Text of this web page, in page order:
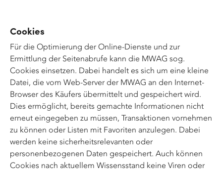
Cookies
Für die Optimierung der Online-Dienste und zur
Ermittlung der Seitenabrufe kann die MWAG sog.
Cookies einsetzen. Dabei handelt es sich um eine kleine
Datei, die vom Web-Server der MWAG an den Internet-
Browser des Käufers übermittelt und gespeichert wird.
Dies ermöglicht, bereits gemachte Informationen nicht
erneut eingegeben zu müssen, Transaktionen vornehmen
zu können oder Listen mit Favoriten anzulegen. Dabei
werden keine sicherheitsrelevanten oder
personenbezogenen Daten gespeichert. Auch können
Cookies nach aktuellem Wissensstand keine Viren oder